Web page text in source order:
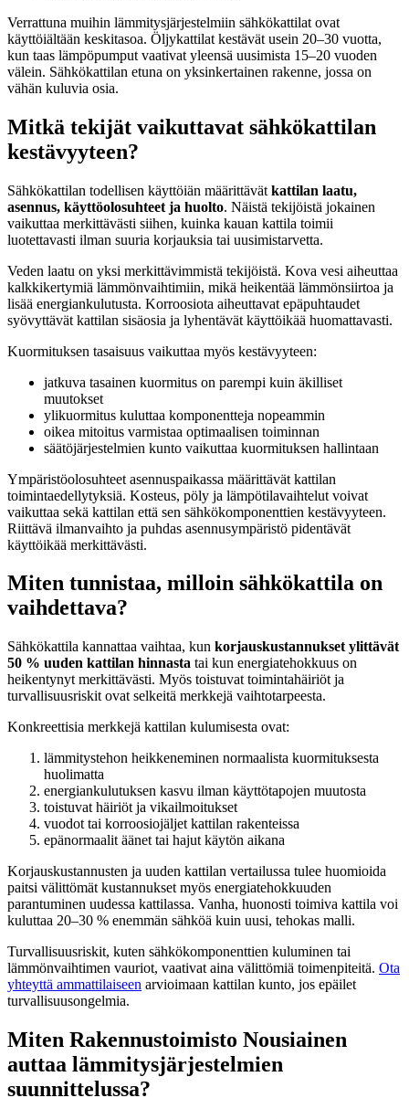
Verrattuna muihin lämmitysjärjestelmiin sähkökattilat ovat
käyttöiältään keskitasoa. Öljykattilat kestävät usein 20–30 vuotta,
kun taas lämpöpumput vaativat yleensä uusimista 15–20 vuoden
välein. Sähkökattilan etuna on yksinkertainen rakenne, jossa on
vähän kuluvia osia.
Mitkä tekijät vaikuttavat sähkökattilan
kestävyyteen?
Sähkökattilan todellisen käyttöiän määrittävät kattilan laatu,
asennus, käyttöolosuhteet ja huolto. Näistä tekijöistä jokainen
vaikuttaa merkittävästi siihen, kuinka kauan kattila toimii
luotettavasti ilman suuria korjauksia tai uusimistarvetta.
Veden laatu on yksi merkittävimmistä tekijöistä. Kova vesi aiheuttaa
kalkkikertymiä lämmönvaihtimiin, mikä heikentää lämmönsiirtoa ja
lisää energiankulutusta. Korroosiota aiheuttavat epäpuhtaudet
syövyttävät kattilan sisäosia ja lyhentävät käyttöikää huomattavasti.
Kuormituksen tasaisuus vaikuttaa myös kestävyyteen:
jatkuva tasainen kuormitus on parempi kuin äkilliset
muutokset
ylikuormitus kuluttaa komponentteja nopeammin
oikea mitoitus varmistaa optimaalisen toiminnan
säätöjärjestelmien kunto vaikuttaa kuormituksen hallintaan
Ympäristöolosuhteet asennuspaikassa määrittävät kattilan
toimintaedellytyksiä. Kosteus, pöly ja lämpötilavaihtelut voivat
vaikuttaa sekä kattilan että sen sähkökomponenttien kestävyyteen.
Riittävä ilmanvaihto ja puhdas asennusympäristö pidentävät
käyttöikää merkittävästi.
Miten tunnistaa, milloin sähkökattila on
vaihdettava?
Sähkökattila kannattaa vaihtaa, kun korjauskustannukset ylittävät
50 % uuden kattilan hinnasta tai kun energiatehokkuus on
heikentynyt merkittävästi. Myös toistuvat toimintahäiriöt ja
turvallisuusriskit ovat selkeitä merkkejä vaihtotarpeesta.
Konkreettisia merkkejä kattilan kulumisesta ovat:
lämmitystehon heikkeneminen normaalista kuormituksesta
huolimatta
energiankulutuksen kasvu ilman käyttötapojen muutosta
toistuvat häiriöt ja vikailmoitukset
vuodot tai korroosiojäljet kattilan rakenteissa
epänormaalit äänet tai hajut käytön aikana
Korjauskustannusten ja uuden kattilan vertailussa tulee huomioida
paitsi välittömät kustannukset myös energiatehokkuuden
parantuminen uudessa kattilassa. Vanha, huonosti toimiva kattila voi
kuluttaa 20–30 % enemmän sähköä kuin uusi, tehokas malli.
Turvallisuusriskit, kuten sähkökomponenttien kuluminen tai
lämmönvaihtimen vauriot, vaativat aina välittömiä toimenpiteitä. Ota
yhteyttä ammattilaiseen arvioimaan kattilan kunto, jos epäilet
turvallisuusongelmia.
Miten Rakennustoimisto Nousiainen
auttaa lämmitysjärjestelmien
suunnittelussa?